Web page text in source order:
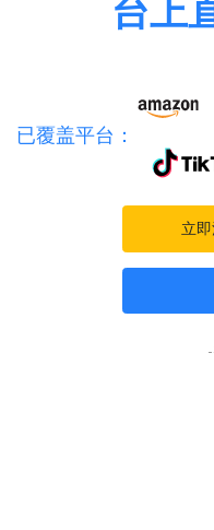
台上
已覆盖平台：
立